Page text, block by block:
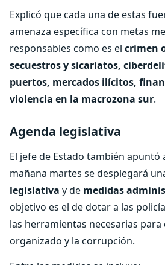
Explicó que cada una de estas
amenaza específica con metas
responsables como es el crimen
secuestros y sicariatos,
puertos, mercados ilícitos,
violencia en la macrozona sur.
Agenda legislativa
El jefe de Estado también apuntó
mañana martes se desplegará
legislativa y de medidas
objetivo es el de dotar a las
las herramientas necesarias
organizado y la corrupción.